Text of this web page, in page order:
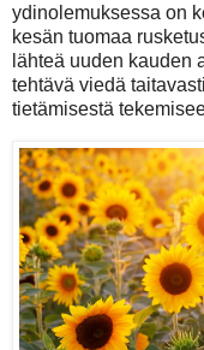
ydinolemuksessa on
kesän tuomaa
lähteä uuden kauden
tehtävä viedä
tietämisestä